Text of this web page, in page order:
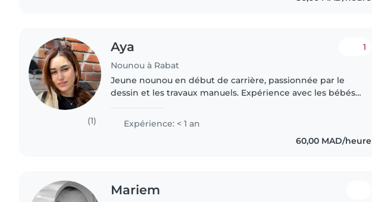
(1)
Aya
Nounou à Rabat
1
Jeune nounou en début de carrière, passionnée par le
dessin et les travaux manuels. Expérience avec les bébés
besoins spéciaux..
Expérience: < 1 an
60,00 MAD/heure
Mariem